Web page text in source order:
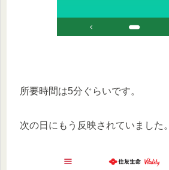
所要時間は5分ぐらいです。
次の日にもう反映されていました。